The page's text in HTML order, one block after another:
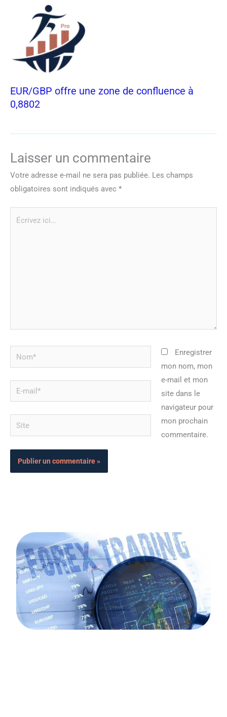
EUR/GBP offre une zone de confluence à
0,8802
Laisser un commentaire
Votre adresse e-mail ne sera pas publiée. Les champs
obligatoires sont indiqués avec *
Nom*
mail*
Site
Enregistrer
mon nom, mon
e-mail et mon
site dans le
navigateur pour
mon prochain
commentaire.